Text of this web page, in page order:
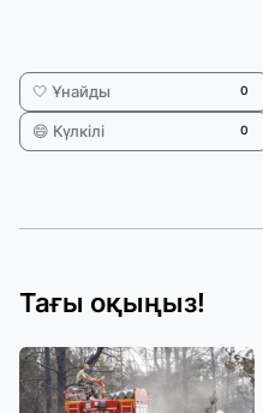
🤍 Ұнайды 0
😄 Күлкілі 0
Тағы оқыңыз!